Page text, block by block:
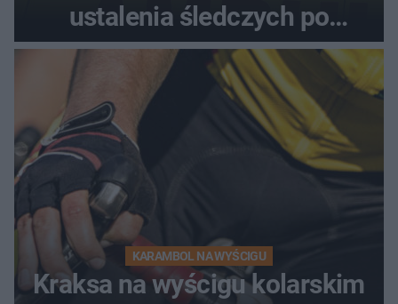
ustalenia śledczych po
dramatycznej akcji
KARAMBOL NA WYŚCIGU
Kraksa na wyścigu kolarskim